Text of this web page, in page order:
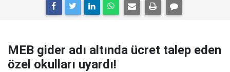
MEB gider adı altında ücret talep eden
özel okulları uyardı!